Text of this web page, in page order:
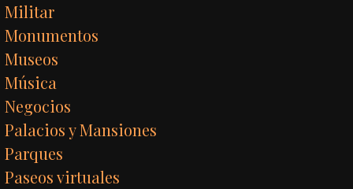
Militar
Monumentos
Museos
Música
Negocios
Palacios y Mansiones
Parques
Paseos virtuales